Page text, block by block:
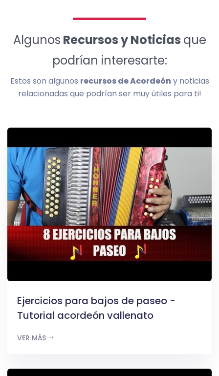
Algunos Recursos y Noticias que
podrían interesarte:
Estos son algunos recursos de Acordeón y noticias
relacionadas que podrían ser muy útiles para ti!
Ejercicios para bajos de paseo -
Tutorial acordeón vallenato
VER MÁS